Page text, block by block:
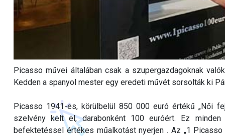
Picasso művei általában csak a szupergazdagoknak
Kedden a spanyol mester egy eredeti művét sorsolták ki
Picasso 1941-es, körülbelül 850 000 euró értékű „Női
szelvény kelt el, darabonként 100 euróért. Ez
befektetéssel értékes műalkotást nyerjen . Az „1